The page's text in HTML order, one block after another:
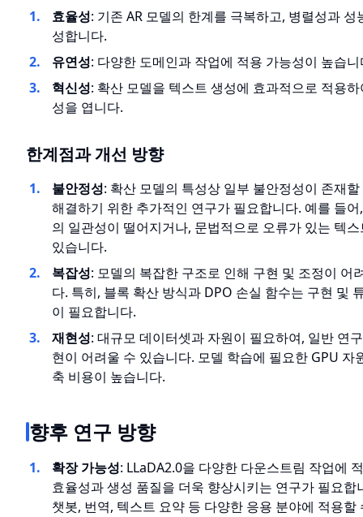
효율성: 기존 AR 모델의 한계를 극복하고, 병렬성과 성
성합니다.
유연성: 다양한 도메인과 작업에 적용 가능성이 높습니
혁신성: 확산 모델을 텍스트 생성에 효과적으로 적용
성을 엽니다.
한계점과 개선 방향
불안정성: 확산 모델의 특성상 일부 불안정성이 존재
해결하기 위한 추가적인 연구가 필요합니다. 예를 들
의 일관성이 떨어지거나, 문법적으로 오류가 있는 텍
있습니다.
복잡성: 모델의 복잡한 구조로 인해 구현 및 조정이 어
다. 특히, 블록 확산 방식과 DPO 손실 함수는 구현 및
이 필요합니다.
재현성: 대규모 데이터셋과 자원이 필요하여, 일반 연
현이 어려울 수 있습니다. 모델 학습에 필요한 GPU 자
축 비용이 높습니다.
향후 연구 방향
확장 가능성: LLaDA2.0을 다양한 다운스트림 작업에
효율성과 생성 품질을 더욱 향상시키는 연구가 필요합
챗봇, 번역, 텍스트 요약 등 다양한 응용 분야에 적용할